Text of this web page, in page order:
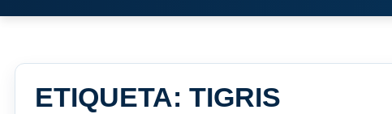
ETIQUETA: TIGRIS